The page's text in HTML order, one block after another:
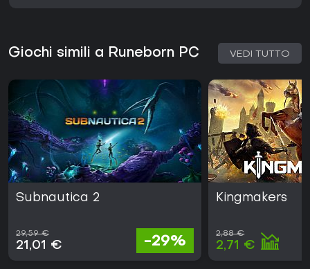
Giochi simili a Runeborn PC VEDI TUTTO
Subnautica 2
29,59 €
21,01 € -29%
Kingmakers
2,88 €
2,71 €